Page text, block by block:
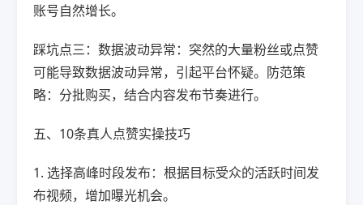
账号自然增长。
踩坑点三：数据波动异常：突然的大量粉丝或点赞
可能导致数据波动异常，引起平台怀疑。防范策
略：分批购买，结合内容发布节奏进行。
五、10条真人点赞实操技巧
1. 选择高峰时段发布：根据目标受众的活跃时间发
布视频，增加曝光机会。